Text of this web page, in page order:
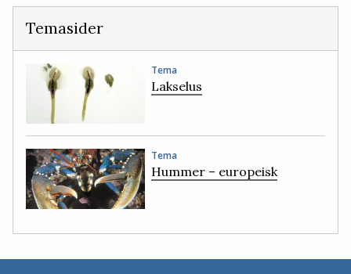
Temasider
Tema
Lakselus
Tema
Hummer – europeisk